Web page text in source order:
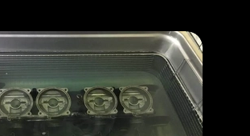
запрос
на кнопку, вы принимаете
и даетеСогласиена обработку
данных.